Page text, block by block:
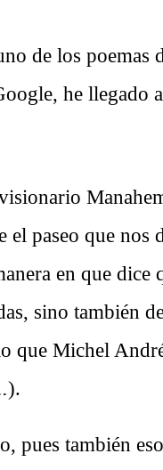
de los poemas
he llegado
paseo que nos
en que dice
sino también
que Michel
).
pues también